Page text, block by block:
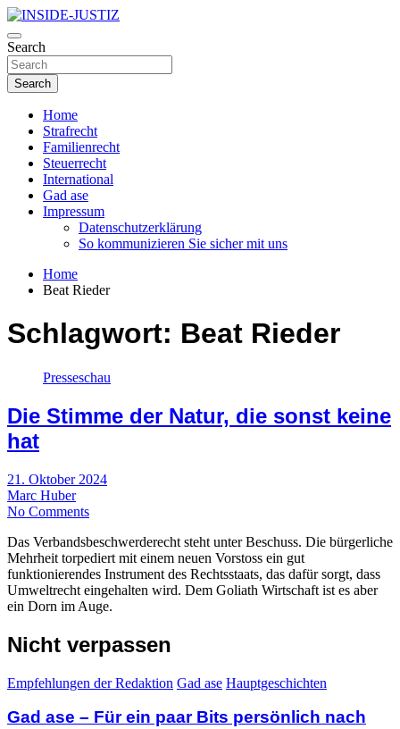
Skip
to
content
INSIDE-JUSTIZ
Investigativer Journalismus zur Dritten Gewalt
Search
Search
Home
Strafrecht
Familienrecht
Steuerrecht
International
Gad ase
Impressum
Datenschutzerklärung
So kommunizieren Sie sicher mit uns
Home
Beat Rieder
Schlagwort: Beat Rieder
Presseschau
Die Stimme der Natur, die sonst keine
hat
21. Oktober 2024
Marc Huber
No Comments
Das Verbandsbeschwerderecht steht unter Beschuss. Die bürgerliche
Mehrheit torpediert mit einem neuen Vorstoss ein gut
funktionierendes Instrument des Rechtsstaats, das dafür sorgt, dass
Umweltrecht eingehalten wird. Dem Goliath Wirtschaft ist es aber
ein Dorn im Auge.
Nicht verpassen
Empfehlungen der Redaktion Gad ase Hauptgeschichten
Gad ase – Für ein paar Bits persönlich nach